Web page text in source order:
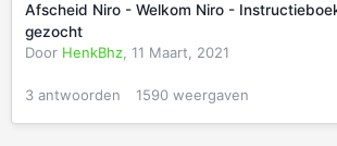
Afscheid Niro - Welkom Niro -
gezocht
Door HenkBhz, 11 Maart, 2021
3 antwoorden 1590 weergaven